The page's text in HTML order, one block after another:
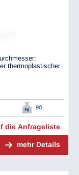
thermoplastischer
90
die Anfrageliste
mehr Details